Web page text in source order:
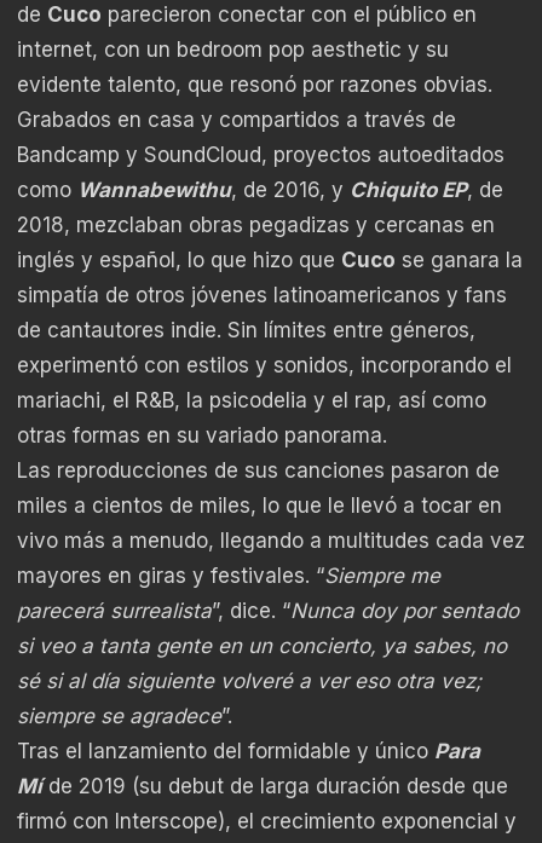
de Cuco parecieron conectar con el público en
internet, con un bedroom pop aesthetic y su
evidente talento, que resonó por razones obvias.
Grabados en casa y compartidos a través de
Bandcamp y SoundCloud, proyectos autoeditados
como Wannabewithu, de 2016, y Chiquito EP, de
2018, mezclaban obras pegadizas y cercanas en
inglés y español, lo que hizo que Cuco se ganara la
simpatía de otros jóvenes latinoamericanos y fans
de cantautores indie. Sin límites entre géneros,
experimentó con estilos y sonidos, incorporando el
mariachi, el R&B, la psicodelia y el rap, así como
otras formas en su variado panorama.
Las reproducciones de sus canciones pasaron de
miles a cientos de miles, lo que le llevó a tocar en
vivo más a menudo, llegando a multitudes cada vez
mayores en giras y festivales. “Siempre me
parecerá surrealista”, dice. “Nunca doy por sentado
si veo a tanta gente en un concierto, ya sabes, no
sé si al día siguiente volveré a ver eso otra vez;
siempre se agradece”.
Tras el lanzamiento del formidable y único Para
Míde 2019 (su debut de larga duración desde que
firmó con Interscope), el crecimiento exponencial y